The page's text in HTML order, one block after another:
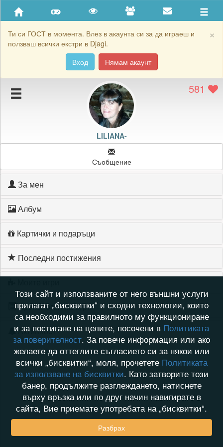
×
Ти си ГОСТ в момента. Влез в акаунта си за да играеш и
ползваш всички екстри в Djagi.
Вход
Нямам акаунт
Приятели
Хронология на игри
Подаръците на LILIANA-
Картичките на LILIANA-
581
LILIANA-
Съобщение
За мен
Албум
Картички и подаръци
Последни постижения
Хронология на игри
Активност
Този сайт и използваните от него външни услуги
прилагат „бисквитки“ и сходни технологии, които
са необходими за правилното му функциониране
и за постигане на целите, посочени в Политиката
за поверителност. За повече информация или ако
желаете да оттеглите съгласието си за някои или
всички „бисквитки“, моля, прочетете Политиката
за използване на бисквитки. Като затворите този
банер, продължите разглеждането, натиснете
върху връзка или по друг начин навигирате в
сайта, Вие приемате употребата на „бисквитки“.
Разбрах